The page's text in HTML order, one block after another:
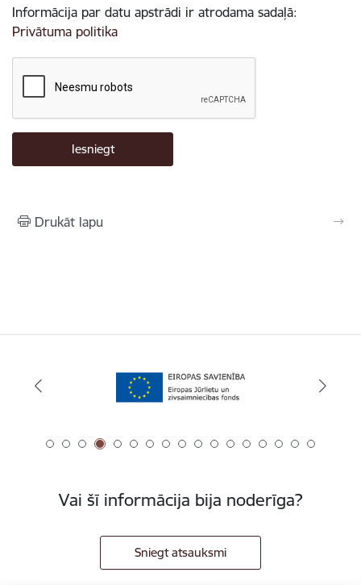
Informācija par datu apstrādi ir atrodama sadaļā:
Privātuma politika
Drukāt lapu
Vai šī informācija bija noderīga?
Sniegt atsauksmi